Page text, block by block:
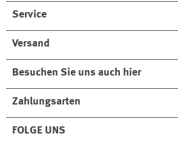
Service
Versand
Besuchen Sie uns auch hier
Zahlungsarten
FOLGE UNS